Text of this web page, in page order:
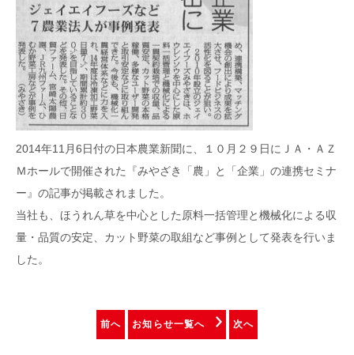
2014年11月6日付の日本農業新聞に、１０月２９日にＪＡ・ＡＺ
Ｍホールで開催された『みやざき「農」と「企業」の連携セミナ
ー』の記事が掲載されました。
当社も、ほうれん草を中心とした原料一括管理と機械化による収
量・品質の安定、カット野菜の取組など事例として発表を行いま
した。
前へ お知らせ一覧へ 次へ